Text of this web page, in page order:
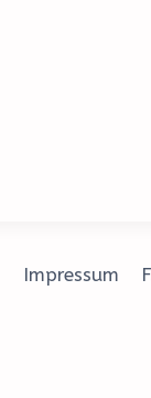
Impressum